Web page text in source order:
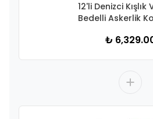
12'li Denizci Kışlık
Bedelli Askerlik
₺